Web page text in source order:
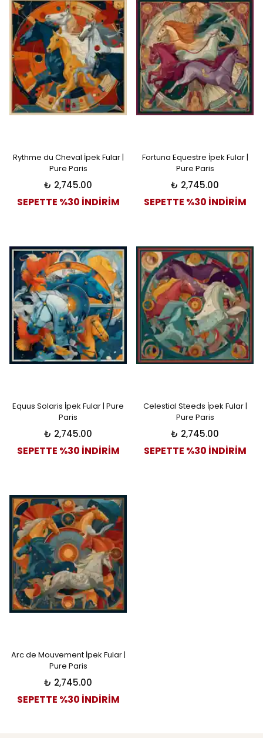
Rythme du Cheval İpek Fular |
Pure Paris
₺ 2,745.00
SEPETTE %30 İNDİRİM
Fortuna Equestre İpek Fular |
Pure Paris
₺ 2,745.00
SEPETTE %30 İNDİRİM
Equus Solaris İpek Fular | Pure
Paris
₺ 2,745.00
SEPETTE %30 İNDİRİM
Celestial Steeds İpek Fular |
Pure Paris
₺ 2,745.00
SEPETTE %30 İNDİRİM
Arc de Mouvement İpek Fular |
Pure Paris
₺ 2,745.00
SEPETTE %30 İNDİRİM